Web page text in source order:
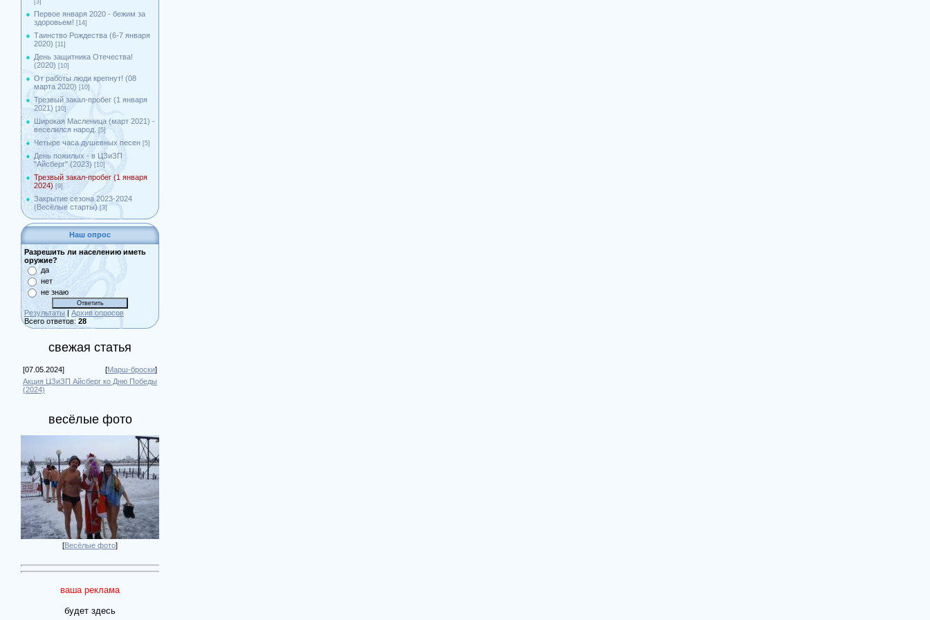
[3]
Первое января 2020 - бежим за
здоровьем! [14]
Таинство Рождества (6-7 января
2020) [11]
День защитника Отечества!
(2020) [10]
От работы люди крепнут! (08
марта 2020) [10]
Трезвый закал-пробег (1 января
2021) [10]
Широкая Масленица (март 2021) -
веселился народ.
[5]
Четыре часа душевных песен [5]
День пожилых - в ЦЗиЗП
"Айсберг" (2023) [10]
Трезвый закал-пробег (1 января
2024) [9]
Закрытие сезона 2023-2024
(Весёлые старты) [3]
Наш опрос
Разрешить ли населению иметь
оружие?
да
нет
не знаю
Результаты | Архив опросов
Всего ответов: 28
свежая статья
[07.05.2024] [Марш-броски]
Акция ЦЗиЗП Айсберг ко Дню Победы
(2024)
весёлые фото
[Весёлые фото]
ваша реклама
будет здесь